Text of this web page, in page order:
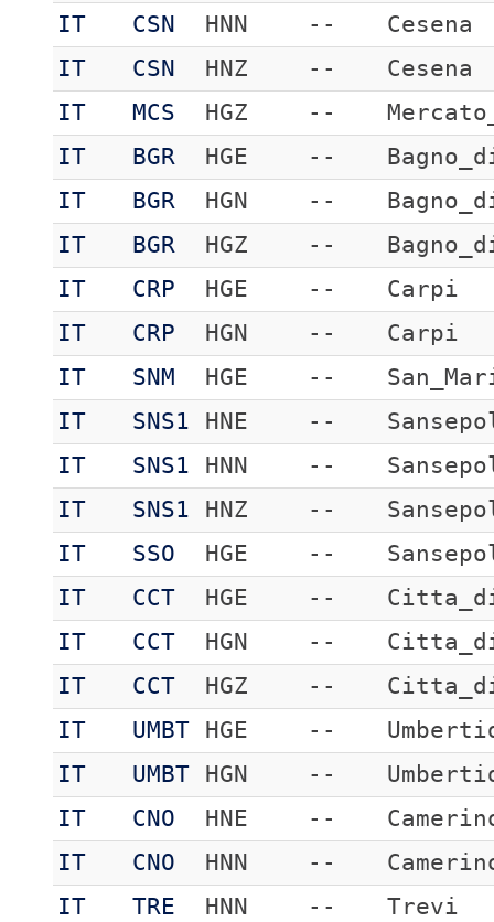
IT
CSN HNN --
Cesena
IT
CSN HNZ --
Cesena
IT
MCS HGZ --
IT
BGR HGE --
IT
BGR HGN --
IT
BGR HGZ --
IT
CRP HGE --
Carpi
IT
CRP HGN --
Carpi
IT
SNM HGE --
IT
SNS1 HNE --
IT
SNS1 HNN --
IT
SNS1 HNZ --
IT
SSO HGE --
IT
CCT HGE --
IT
CCT HGN --
IT
CCT HGZ --
IT
UMBT HGE --
IT
UMBT HGN --
IT
CNO HNE --
IT
CNO HNN --
IT
TRE HNN -- Trevi